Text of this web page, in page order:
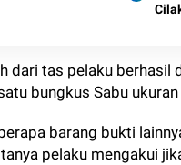
dari tas pelaku
bungkus Sabu ukuran
barang bukti
pelaku mengakui